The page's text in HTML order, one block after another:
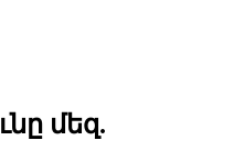
մեզ.